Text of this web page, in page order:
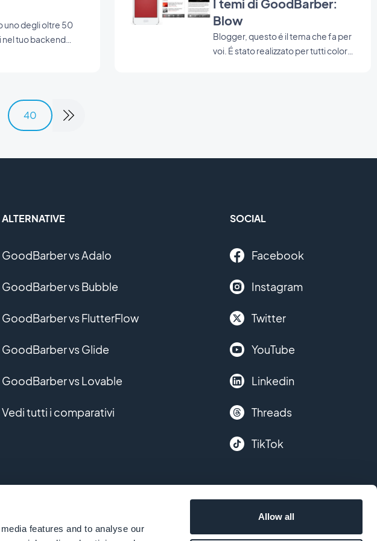
features and to analyse our
Allow all
uno degli oltre 50
tuo backend
I temi di GoodBarber:
Blow
Blogger, questo é il tema che fa per
voi. É stato realizzato per tutti coloro
40
ALTERNATIVE
GoodBarber vs Adalo
GoodBarber vs Bubble
GoodBarber vs FlutterFlow
GoodBarber vs Glide
GoodBarber vs Lovable
Vedi tutti i comparativi
SOCIAL
Facebook
Instagram
Twitter
YouTube
Linkedin
Threads
TikTok